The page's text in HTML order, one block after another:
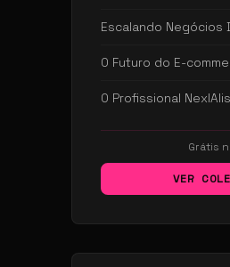
Escalando Negócios
O Futuro do E-
O Profissional
Grátis
VER